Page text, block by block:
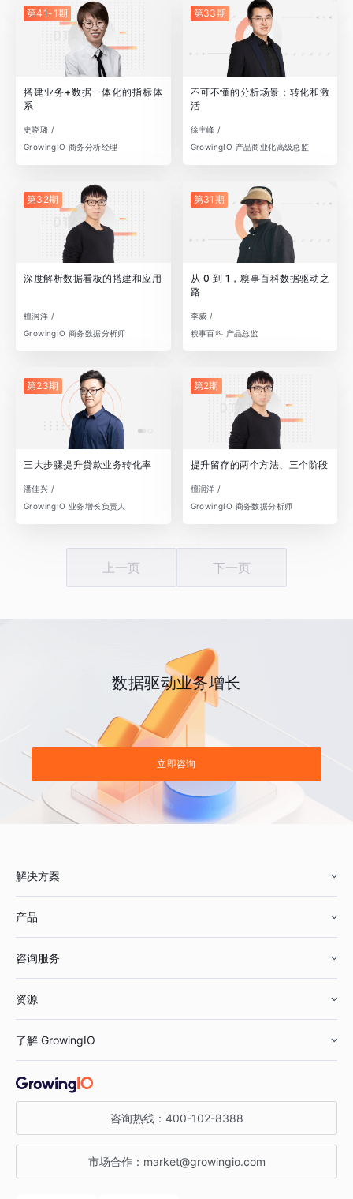
第41-1期
搭建业务+数据一体化的指标体
系
史晓璐 /
GrowingIO 商务分析经理
第33期
不可不懂的分析场景：转化和激
活
徐主峰 /
GrowingIO 产品商业化高级总监
第32期
深度解析数据看板的搭建和应用
檀润洋 /
GrowingIO 商务数据分析师
第31期
从 0 到 1，糗事百科数据驱动之
路
李威 /
糗事百科 产品总监
第23期
三大步骤提升贷款业务转化率
潘佳兴 /
GrowingIO 业务增长负责人
第2期
提升留存的两个方法、三个阶段
檀润洋 /
GrowingIO 商务数据分析师
上一页 下一页
数据驱动业务增长
立即咨询
解决方案
鞋服行业
汽车行业
金融行业
产品
智能运营
获客分析
咨询服务
资源
增长公开课
增长博客
了解 GrowingIO
关于 GrowingIO
增长大会
咨询热线： 400-102-8388
市场合作： market@growingio.com